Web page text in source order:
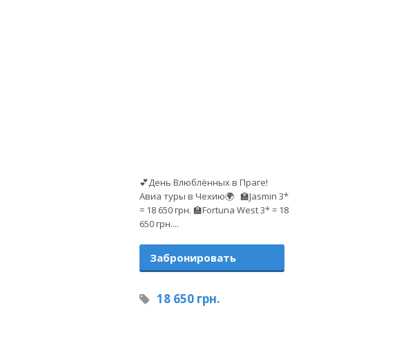
💕День Влюблённых в Праге!
Авиа туры в Чехию🌍 🏫Jasmin 3*
= 18 650 грн. 🏫Fortuna West 3* = 18
650 грн....
Забронировать
18 650 грн.